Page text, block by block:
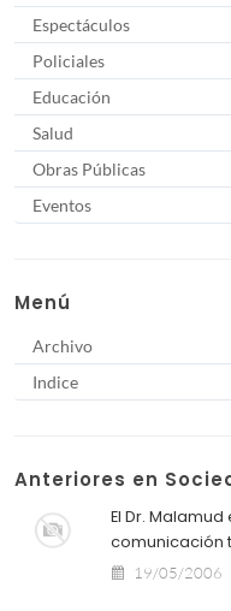
Espectáculos
Policiales
Educación
Salud
Obras Públicas
Eventos
Menú
Archivo
Indice
Anteriores en
El Dr.
comunicación
19/05/2006